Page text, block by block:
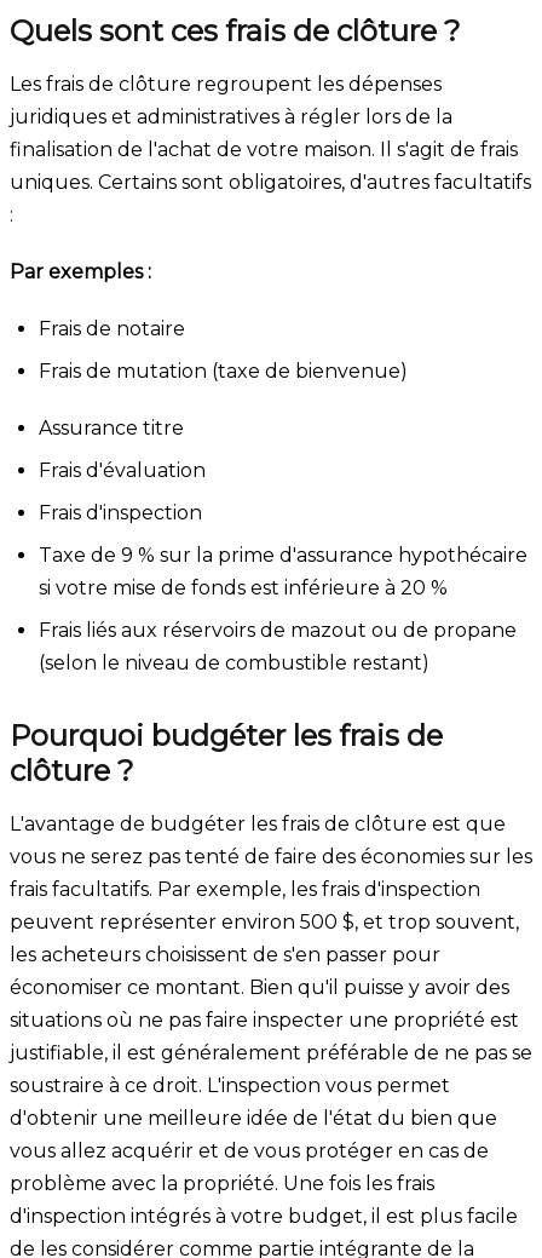
Quels sont ces frais de clôture ?
Les frais de clôture regroupent les dépenses
juridiques et administratives à régler lors de la
finalisation de l'achat de votre maison. Il s'agit de frais
uniques. Certains sont obligatoires, d'autres facultatifs
:
Par exemples :
Frais de notaire
Frais de mutation (taxe de bienvenue)
Assurance titre
Frais d'évaluation
Frais d'inspection
Taxe de 9 % sur la prime d'assurance hypothécaire
si votre mise de fonds est inférieure à 20 %
Frais liés aux réservoirs de mazout ou de propane
(selon le niveau de combustible restant)
Pourquoi budgéter les frais de
clôture ?
L'avantage de budgéter les frais de clôture est que
vous ne serez pas tenté de faire des économies sur les
frais facultatifs. Par exemple, les frais d'inspection
peuvent représenter environ 500 $, et trop souvent,
les acheteurs choisissent de s'en passer pour
économiser ce montant. Bien qu'il puisse y avoir des
situations où ne pas faire inspecter une propriété est
justifiable, il est généralement préférable de ne pas se
soustraire à ce droit. L'inspection vous permet
d'obtenir une meilleure idée de l'état du bien que
vous allez acquérir et de vous protéger en cas de
problème avec la propriété. Une fois les frais
d'inspection intégrés à votre budget, il est plus facile
de les considérer comme partie intégrante de la